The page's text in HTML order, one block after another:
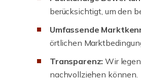
berücksichtigt, um den
Umfassende
örtlichen
Transparenz: Wir
nachvollziehen können.